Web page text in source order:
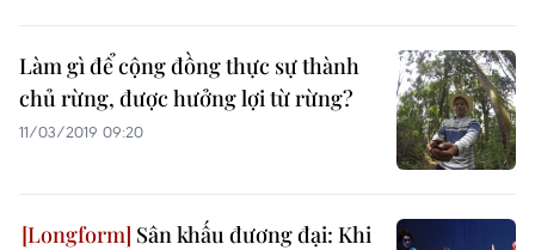
Làm gì để cộng đồng thực sự thành
chủ rừng, được hưởng lợi từ rừng?
11/03/2019 09:20
Sân khấu đương đại: Khi